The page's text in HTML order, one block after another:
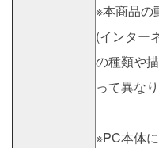
※本商品の
(インター
の種類や
って異なり
※PC本体